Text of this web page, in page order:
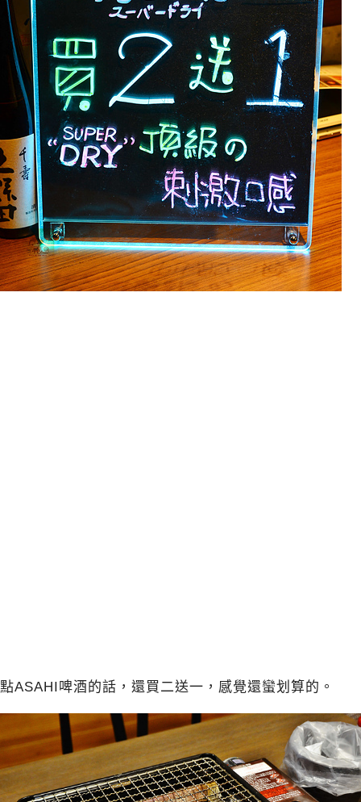
點ASAHI啤酒的話，還買二送一，感覺還蠻划算的。